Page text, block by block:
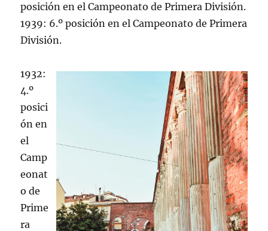
posición en el Campeonato de Primera División.
1939: 6.º posición en el Campeonato de Primera
División.
1932:
4.º
posici
ón en
el
Camp
eonat
o de
Prime
ra